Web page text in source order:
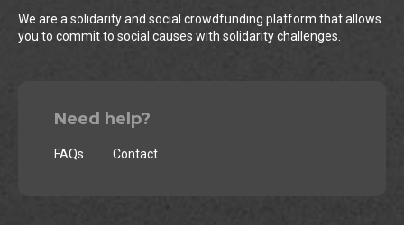
We are a solidarity and social crowdfunding platform that allows
you to commit to social causes with solidarity challenges.
Need help?
FAQs Contact